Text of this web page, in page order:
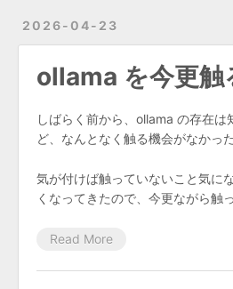
2026-04-23
ollama を今更触
しばらく前から、ollama の存在は
ど、なんとなく触る機会がなかった
気が付けば触っていないこと気に
くなってきたので、今更ながら触
Read More